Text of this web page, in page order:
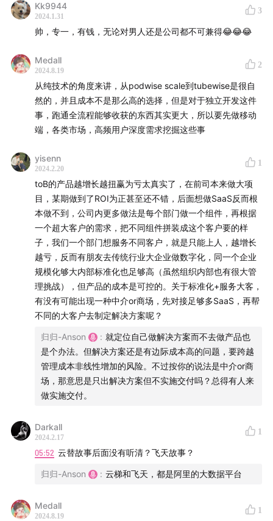
硬地笔记
00:00:04从 0 到 1：淘宝的扩张之路
00:08:02 业务推动的技术进步：从互联网到AI
00:14:58创业公司如何实现规模化扩张
00:20:41创业公司扩张的陷阱与应对策略
00:26:33 不可能三角：2B服务企业的三难选择
00:32:19AI创业公司人数少的原因分析
00:38:12scale up还是scale out？
00:47:50 利基市场：独立开发者和团队的最佳选择
00:51:53独立开发者的规模化之路：招人、分润还是孵化
欢迎关注我们
Kk9944
2024.1.31
3
帅，专一，有钱，无论对男人还是公司都不可兼得😂😂😂
Medall
2024.8.19
2
从纯技术的角度来讲，从podwise scale到tubewise是很自
然的，并且成本不是那么高的选择，但是对于独立开发这件
事，跑通全流程能够收获的东西其实更大，所以要先做移动
端，各类市场，高频用户深度需求挖掘这些事
yisenn
2024.2.20
1
toB的产品越增长越扭赢为亏太真实了，在前司本来做大项
目，某期做到了ROI为正甚至还不错，后面想做SaaS反而根
本做不到，公司内更多做法是每个部门做一个组件，再根据
一个超大客户的需求，把不同组件拼装成这个客户要的样
子，我们一个部门想服务不同客户，就是只能上人，越增长
越亏，反而有朋友去传统行业大企业做数字化，同一个企业
规模化够大内部标准化也足够高（虽然组织内部也有很大管
理挑战），但产品的成本是可控的。关于标准化+服务大客，
有没有可能出现一种中介or商场，先对接足够多SaaS，再帮
不同的大客户去制定解决方案呢？
归归-Anson : 就定位自己做解决方案而不去做产品也
是个办法。但解决方案还是有边际成本高的问题，要跨越
管理成本非线性增加的风险。不过按你的说法是中介or商
场，那意思是只出解决方案但不实施交付吗？总得有人来
做实施交付。
Darkall
2024.2.17
1
05:52 云替故事后面没有听清？飞天故事？
归归-Anson : 云梯和飞天，都是阿里的大数据平台
Medall
2024.8.19
1